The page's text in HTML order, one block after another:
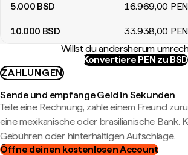
5.000 BSD 16.969,00 PEN
10.000 BSD 33.938,00 PEN
Willst du andersherum
Konvertiere PEN zu BSD
ZAHLUNGEN
Sende und empfange Geld in Sekunden
Teile eine Rechnung, zahle einem Freund
eine mexikanische oder brasilianische Bank.
Gebühren oder hinterhältigen Aufschläge.
Öffne deinen kostenlosen Account